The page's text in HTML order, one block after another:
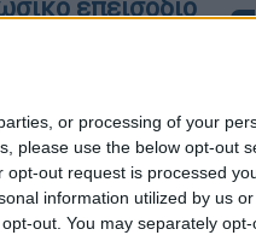
or processing of your
please use the below opt-out
out request is processed
information utilized by us
out. You may separately
επεισόδιο
η Lady Gaga
της «έναν
άνθρωπο»